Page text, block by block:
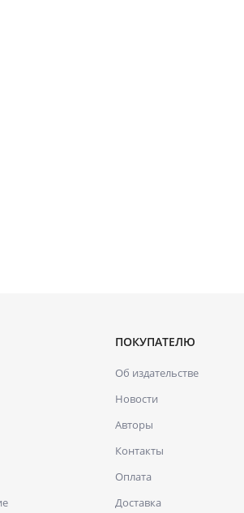
ПОКУПАТЕЛЮ
Об издательстве
Новости
Авторы
Контакты
Оплата
Доставка